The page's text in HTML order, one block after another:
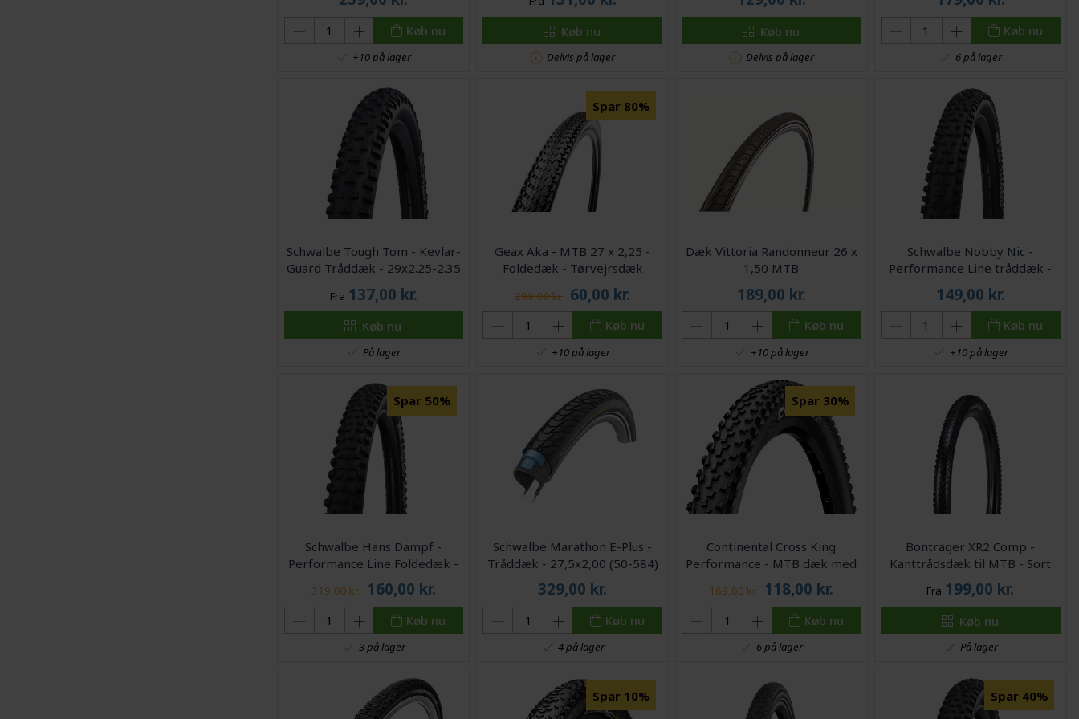
Køb nu
+10 på lager
Køb nu
Delvis på lager
Køb nu
Delvis på lager
Køb nu
6 på lager
Schwalbe Tough Tom - Kevlar-
Guard Tråddæk - 29x2.25-2.35
Fra 137,00 kr.
Køb nu
På lager
Spar 80%
Geax Aka - MTB 27 x 2,25 -
Foldedæk - Tørvejrsdæk
299,00 kr. 60,00 kr.
Køb nu
+10 på lager
Dæk Vittoria Randonneur 26 x
1,50 MTB
189,00 kr.
Køb nu
+10 på lager
Schwalbe Nobby Nic -
Performance Line tråddæk -
27,5x2,25 (57-584) E-50 - Sort
149,00 kr.
Køb nu
+10 på lager
Spar 50%
Schwalbe Hans Dampf -
Performance Line Foldedæk -
26x2,35 (60-559) - Sort
319,00 kr. 160,00 kr.
Køb nu
3 på lager
Schwalbe Marathon E-Plus -
Tråddæk - 27,5x2,00 (50-584)
E-50 - Sort
329,00 kr.
Køb nu
4 på lager
Spar 30%
Continental Cross King
Performance - MTB dæk med
kanttråd - 29x2,20 (55-622) -
Sort
169,00 kr. 118,00 kr.
Køb nu
6 på lager
Bontrager XR2 Comp -
Kanttrådsdæk til MTB - Sort
Fra 199,00 kr.
Køb nu
På lager
Spar 10% Spar 40%